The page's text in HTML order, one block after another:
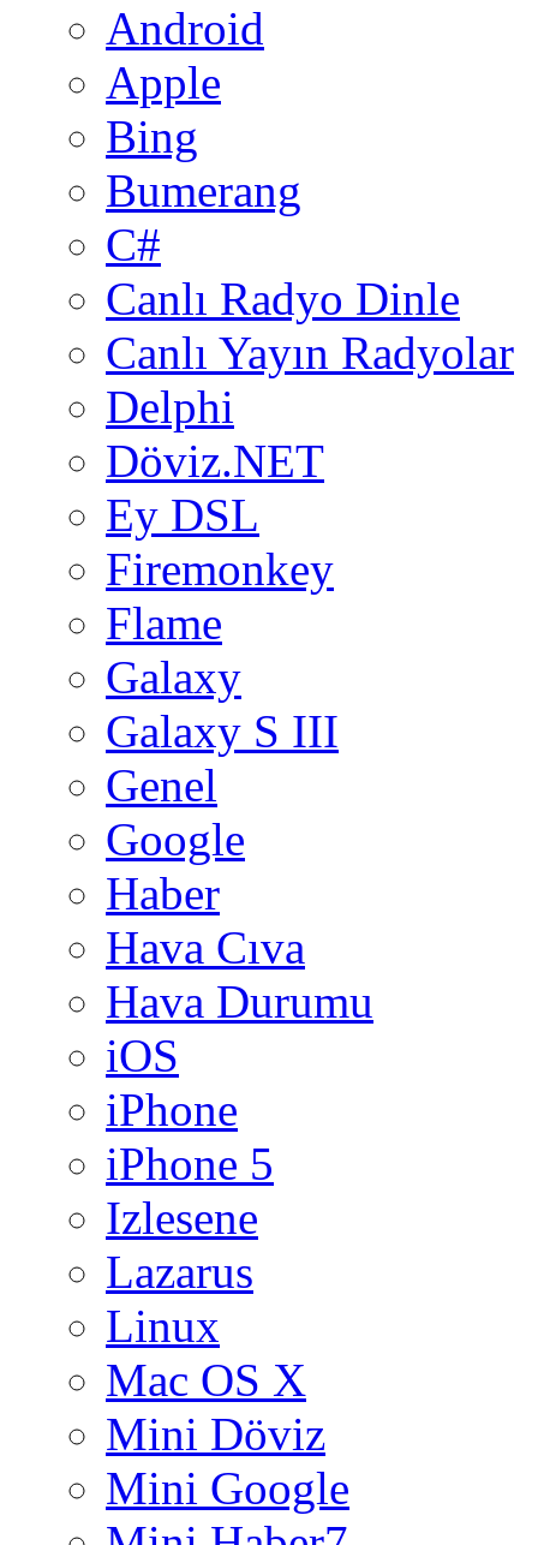
Android
Apple
Bing
Bumerang
C#
Canlı Radyo Dinle
Canlı Yayın Radyolar
Delphi
Döviz.NET
Ey DSL
Firemonkey
Flame
Galaxy
Galaxy S III
Genel
Google
Haber
Hava Cıva
Hava Durumu
iOS
iPhone
iPhone 5
Izlesene
Lazarus
Linux
Mac OS X
Mini Döviz
Mini Google